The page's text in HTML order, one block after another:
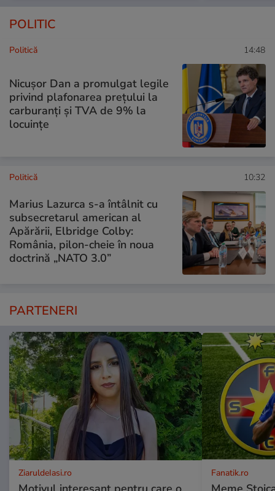
POLITIC
Politică 14:48
Nicușor Dan a promulgat legile
privind plafonarea prețului la
carburanți și TVA de 9% la
locuințe
Politică 10:32
Marius Lazurca s-a întâlnit cu
subsecretarul american al
Apărării, Elbridge Colby:
România, pilon-cheie în noua
doctrină „NATO 3.0”
PARTENERI
ZiaruldeIasi.ro Fanatik.ro